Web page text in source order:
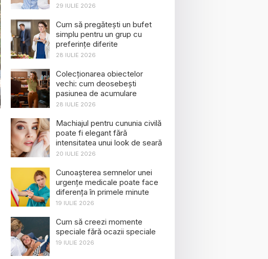
29 IULIE 2026
Cum să pregătești un bufet
simplu pentru un grup cu
preferințe diferite
28 IULIE 2026
Colecționarea obiectelor
vechi: cum deosebești
pasiunea de acumulare
28 IULIE 2026
Machiajul pentru cununia civilă
poate fi elegant fără
intensitatea unui look de seară
20 IULIE 2026
Cunoașterea semnelor unei
urgențe medicale poate face
diferența în primele minute
19 IULIE 2026
Cum să creezi momente
speciale fără ocazii speciale
19 IULIE 2026